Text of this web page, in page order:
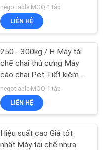
H
negotiable MOQ:1 tập
LIÊN HỆ
250 - 300kg / H Máy tái
chế chai thú cưng Máy
cào chai Pet Tiết kiệm
năng lượng 55kw
negotiable MOQ:1 tập
LIÊN HỆ
Hiệu suất cao Giá tốt
nhất Máy tái chế nhựa